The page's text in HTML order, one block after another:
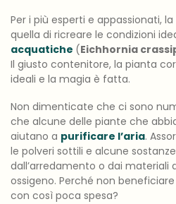
Per i più esperti e appassionati,
quella di ricreare le condizioni
acquatiche (Eichhornia
Il giusto contenitore, la pianta
ideali e la magia è fatta.
Non dimenticate che ci sono
che alcune delle piante che
aiutano a purificare l’aria.
le polveri sottili e alcune
dall’arredamento o dai materiali
ossigeno. Perché non
con così poca spesa?